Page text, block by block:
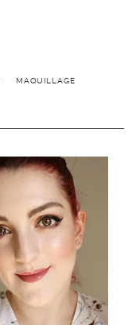
MAQUILLAGE